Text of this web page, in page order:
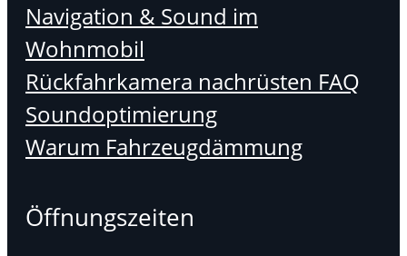
Navigation & Sound im
Wohnmobil
Rückfahrkamera nachrüsten FAQ
Soundoptimierung
Warum Fahrzeugdämmung
Öffnungszeiten